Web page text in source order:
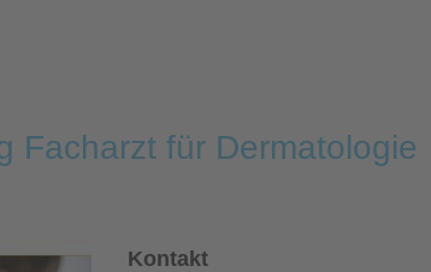
Facharzt für Dermatologie
Kontakt